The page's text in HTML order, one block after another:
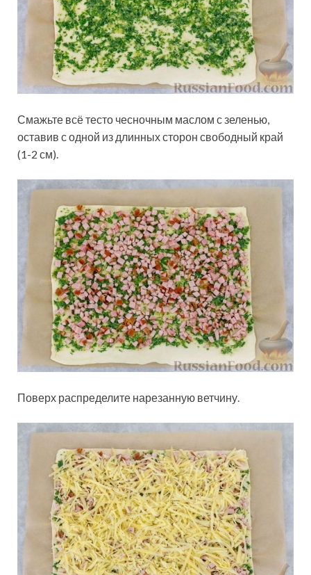
Смажьте всё тесто чесночным маслом с зеленью,
оставив с одной из длинных сторон свободный край
(1-2 см).
Поверх распределите нарезанную ветчину.